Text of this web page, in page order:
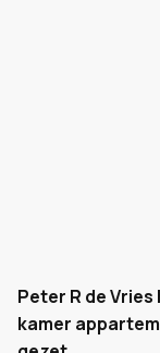
Peter R de
kamer